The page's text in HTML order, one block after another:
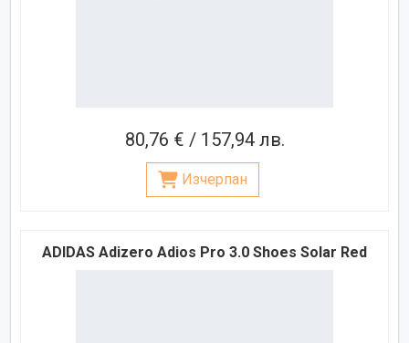
80,76 € / 157,94 лв.
Изчерпан
ADIDAS Adizero Adios Pro 3.0 Shoes Solar Red